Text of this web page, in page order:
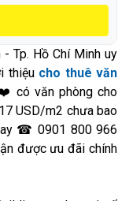
Tp. Hồ Chí Minh uy
thiệu cho thuê văn
có văn phòng cho
USD/m2 chưa bao
☎ 0901 800 966
được ưu đãi chính